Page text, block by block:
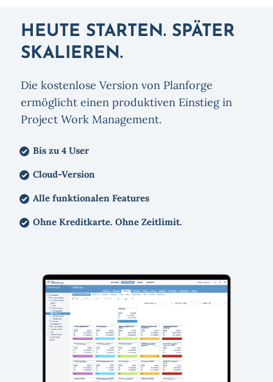
HEUTE STARTEN. SPÄTER
SKALIEREN.
Die kostenlose Version von Planforge
ermöglicht einen produktiven Einstieg in
Project Work Management.
Bis zu 4 User
Cloud-Version
Alle funktionalen Features
Ohne Kreditkarte. Ohne Zeitlimit.